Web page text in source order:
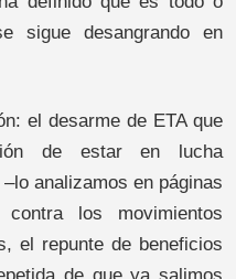
sigue desangrando en
el desarme de ETA que
de estar en lucha
analizamos en páginas
los movimientos
el repunte de beneficios